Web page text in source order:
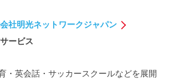
社明光ネットワークジャパン
ービス
・英会話・サッカースクールなどを展開